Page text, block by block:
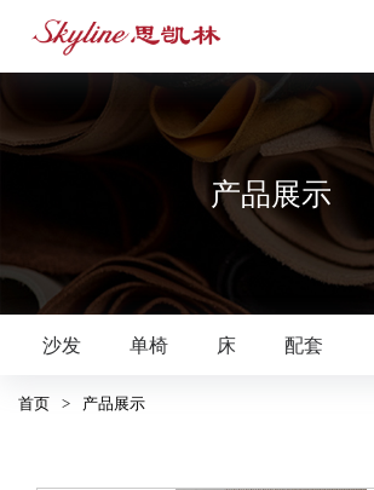
产品展示
沙发 单椅 床 配套
首页 > 产品展示